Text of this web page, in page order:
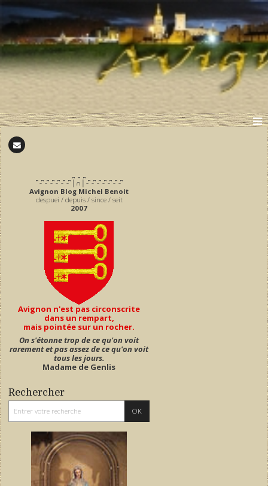
͆ ̵ ͆ ̵ ͆ ̵ ͆ ̵ ͆ ̵ ͆ ̵ ͆ │∩│ ̵ ͆ ̵ ͆ ̵ ͆ ̵ ͆ ̵ ͆ ̵ ͆ ̵ ͆
Avignon Blog Michel Benoit
despuei / depuis / since / seit
2007
Avignon n'est pas circonscrite
dans un rempart,
mais pointée sur un rocher.
On s'étonne trop de ce qu'on voit
rarement et pas assez de ce qu'on voit
tous les jours.
Madame de Genlis
Rechercher